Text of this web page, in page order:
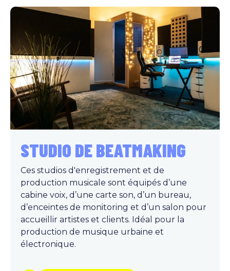
STUDIO DE BEATMAKING
Ces studios d'enregistrement et de
production musicale sont équipés d’une
cabine voix, d’une carte son, d’un bureau,
d’enceintes de monitoring et d’un salon pour
accueillir artistes et clients. Idéal pour la
production de musique urbaine et
électronique.